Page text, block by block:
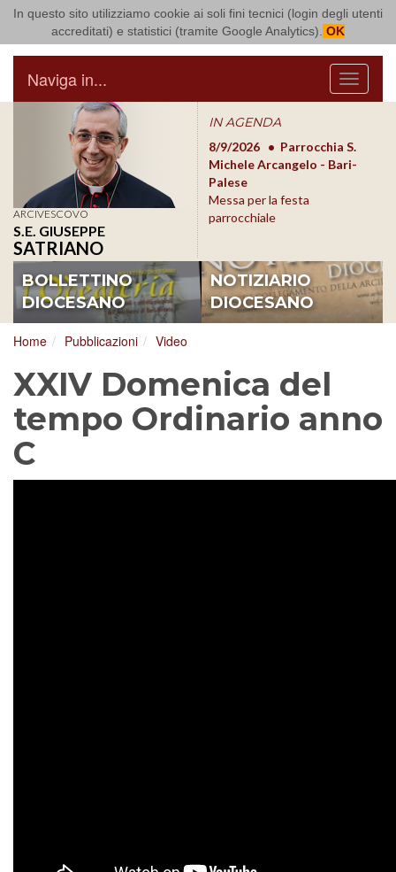
In questo sito utilizziamo cookie ai soli fini tecnici (login degli utenti
accreditati) e statistici (tramite Google Analytics). OK
Arcidiocesi di Bari Bitonto
Menu
Naviga in...
ARCIVESCOVO
S.E. GIUSEPPE
SATRIANO
IN AGENDA
8/17/2026
Conversano
Conferenza Episcopale
Pugliese
8/9/2026
Parrocchia S.
Michele Arcangelo - Bari-
Palese
Messa per la festa
parrocchiale
BOLLETTINO
DIOCESANO
NOTIZIARIO
DIOCESANO
Home Pubblicazioni Video
XXIV Domenica del
tempo Ordinario anno
C